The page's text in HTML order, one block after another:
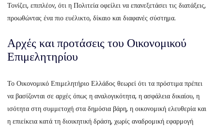
Τονίζει, επιπλέον, ότι η Πολιτεία οφείλει να επανεξετάσει τις διατάξεις,
προωθώντας ένα πιο ευέλικτο, δίκαιο και διαφανές σύστημα.
Αρχές και προτάσεις του Οικονομικού
Επιμελητηρίου
Το Οικονομικό Επιμελητήριο Ελλάδος θεωρεί ότι τα πρόστιμα πρέπει
να βασίζονται σε αρχές όπως η αναλογικότητα, η ασφάλεια δικαίου, η
ισότητα στη συμμετοχή στα δημόσια βάρη, η οικονομική ελευθερία και
η επιείκεια κατά τη διοικητική δράση, χωρίς αναδρομική εφαρμογή